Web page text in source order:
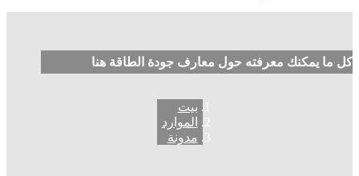
كل ما يمكنك معرفته حول معارف جودة الطاقة هنا
بيت
الموارد
مدونة